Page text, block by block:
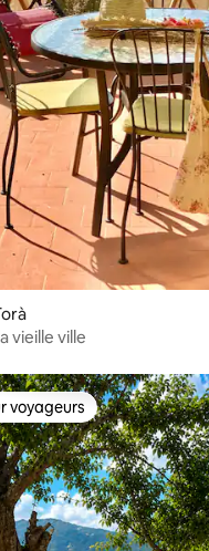
vieille ville
les plus appréciés
voyageurs